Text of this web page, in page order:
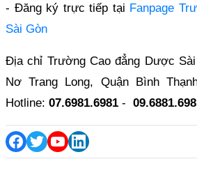
- Đăng ký trực tiếp tại Fanpage
Sài Gòn
Địa chỉ Trường Cao đẳng Dược
Nơ Trang Long, Quận Bình
Hotline: 07.6981.6981 -